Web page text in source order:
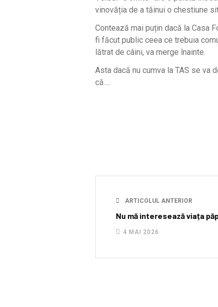
vinovăția de a tăinui o chestiune
Contează mai puțin dacă la Casa
fi făcut public ceea ce trebuia
lătrat de câini, va merge înainte.
Asta dacă nu cumva la TAS se va
că….
ARTICOLUL ANTERIOR
Nu mă interesează viața
4 MAI 2026